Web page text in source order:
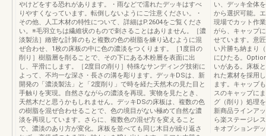
やけどをする恐れがあります。・雨などで濡れたデッキはすべ
りやすくなっています。転倒しないようにご注意ください。・
その他、人工木材の特性について、詳細はP.2604をご覧くださ
い。※毛羽立ちは繊維状のもので刺さることはありません。［濃
淡製法］緻密な計算のもと複数の色の樹脂を練り込むように混
ぜ合わせ、1枚の床板の中に色の濃淡をつくります。［1度目の
削り］樹脂層を削ることで、その下にある木粉層を表面に出
し、平滑にします。［2度目の削り］特殊なサンディング技術に
よって、不均一な深さ・長さの溝を彫ります。デッキDSは、新
開発の「濃淡製法」と「2度削り」で時を経た天然木の見た目と
手触りを実現。自然さながらの濃淡を再現。実物を見たとき、
天然木だと思うかもしれません。デッキDSの床板は、複数の色
の樹脂を混ぜ合わせることで、色の境目がない極めて自然な濃
淡を再現しています。さらに、複数色の混ぜ方を変えること
で、濃淡のあり方が変化。床板を並べても同じ木目が繰り返さ
い、デッキ全体
から選択可能。
現場でカット作
がら、キャップ
せています。意
い片勝ち納まり
にひたる。
いがある。床板
れた素材を採用
ます。キャップ
スのキャップに
グ（削り）処理
新商品ラインア
ら楽ステージレ
キオプションデ